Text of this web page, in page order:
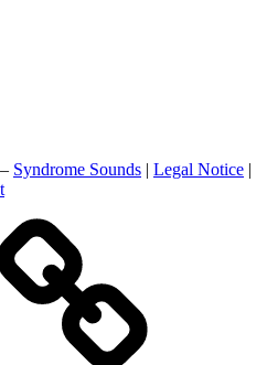
Syndrome Sounds | Legal Notice |